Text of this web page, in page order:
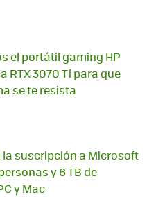
el portátil gaming HP
RTX 3070 Ti para que
se te resista
suscripción a Microsoft
y 6 TB de
y Mac